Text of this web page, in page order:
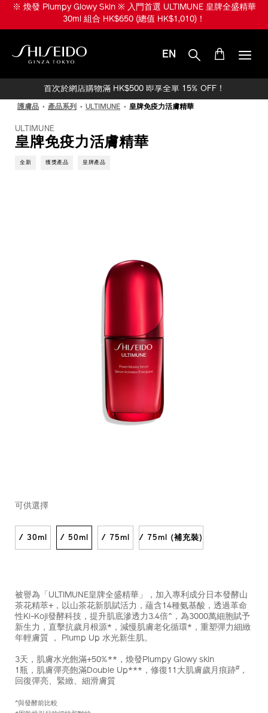
※ ULTIMUNE 升級美肌賞 ※ 購買全新 ULTIMUNE 活膚精華油或皇牌全
盛精華產品或組合即享 4D抗引力精華 20ml (價值 HK$560)！
EN
首次於網店購物滿 HK$500 即享全單 15% OFF！
護膚品 產品系列 ULTIMUNE 皇牌免疫力活膚精華
ULTIMUNE
皇牌免疫力活膚精華
全新 獲獎產品 皇牌產品
10122390201_hk.html
編
10122390201_hk
可供選擇
/ 30ml / 50ml / 75ml / 75ml (補充裝)
被譽為「ULTIMUNE皇牌全盛精華」，加入專利成分日本發酵山
茶花精萃+，以山茶花新肌賦活力，蘊含14種氨基酸，透過革命
性Ki-Koji發酵科技，提升肌底滲透力3.4倍^，為3000萬細胞賦予
新生力，直擊抗歲月根源*，減慢肌膚老化循環*，重塑彈力細緻
年輕膚質 ， Plump Up 水光新生肌。
3天，肌膚水光飽滿+50%**，煥發Plumpy Glowy skin
1瓶，肌膚彈亮飽滿Double Up***，修復11大肌膚歲月痕跡# ，
回復彈亮、緊緻、細滑膚質
^與發酵前比較